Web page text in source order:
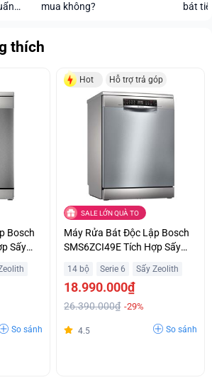
mua không?
bát
thích
Bosch
Sấy
Trả
So sánh
Hot Hỗ trợ trả góp
SALE LỚN QUÀ TO
Máy Rửa Bát Độc Lập Bosch
SMS6ZCI49E Tích Hợp Sấy
Hoàn Hảo Zeolith Hỗ Trợ Trả
Góp
14 bộ Serie 6 Sấy Zeolith
18.990.000₫
26.390.000₫ -29%
4.5 So sánh